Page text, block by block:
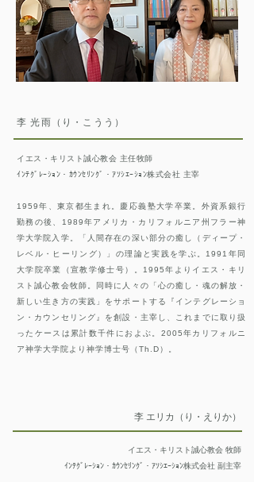
李 光雨（り・こうう）
イエス・キリスト誠心教会 主任牧師
ｲﾝﾃｸﾞﾚｰｼｮﾝ・ｶｳﾝｾﾘﾝｸﾞ・ｱｿｼｴｰｼｮﾝ株式会社 主宰
1959年、東京都生まれ。慶応義塾大学卒業。外資系銀行
勤務の後、1989年アメリカ・カリフォルニア州フラー神
学大学院入学。「人間存在の深い部分の癒し（ディープ・
レベル・ヒーリング）」の理論と実践を学ぶ。1991年同
大学院卒業（宣教学修士号）。1995年よりイエス・キリ
スト誠心教会牧師。同時に人々の「心の癒し・魂の解放・
新しい生き方の実践」をサポートする『インテグレーショ
ン・カウンセリング』を創設・主宰し、これまでに取り扱
ったケースは累計数千件におよぶ。2005年カリフォルニ
ア神学大学院より神学博士号（Th.D）。
李 エリカ（り・えりか）
イエス・キリスト誠心教会 牧師
ｲﾝﾃｸﾞﾚｰｼｮﾝ・ｶｳﾝｾﾘﾝｸﾞ・ｱｿｼｴｰｼｮﾝ株式会社 副主宰